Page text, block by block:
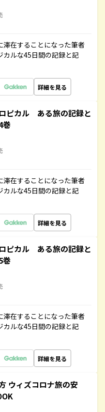
滞在することになった筆者
カルな45日間の記録と記
詳細を見る
ピカル ある旅の記録と
滞在することになった筆者
カルな45日間の記録と記
詳細を見る
ピカル ある旅の記録と
滞在することになった筆者
カルな45日間の記録と記
詳細を見る
ウィズコロナ旅の安